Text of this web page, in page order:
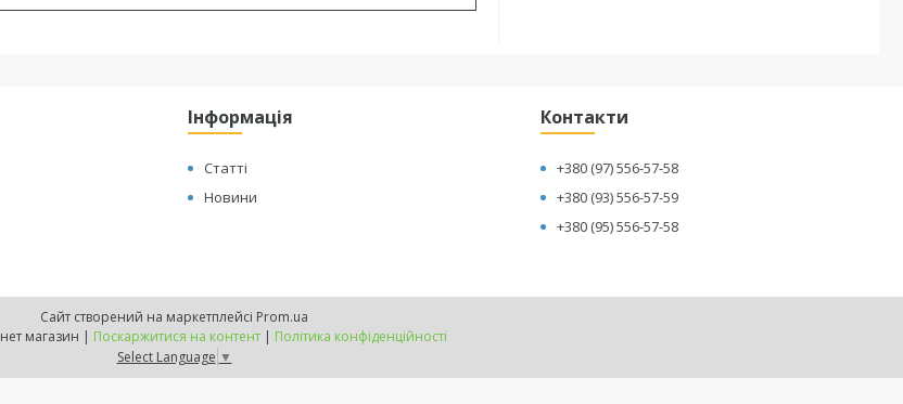
Інформація
Статті
Новини
Контакти
+380 (97) 556-57-58
+380 (93) 556-57-59
+380 (95) 556-57-58
Сайт створений на маркетплейсі Prom.ua
"ТехБаза" Інтернет магазин | Поскаржитися на контент | Політика конфіденційності
Select Language ▼